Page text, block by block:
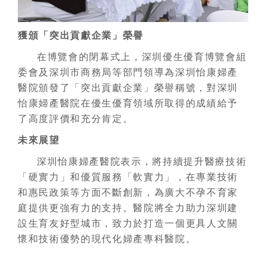
獲頒「突出貢獻企業」榮譽
在博覽會的閉幕式上，深圳優生優育博覽會組
委會及深圳市商務局等部門領導為深圳怡康婦產
醫院頒發了「突出貢獻企業」榮譽稱號，對深圳
怡康婦產醫院在優生優育領域所取得的成績給予
了高度評價和充分肯定。
未來展望
深圳怡康婦產醫院表示，將持續提升醫療技術
「硬實力」和優質服務「軟實力」，在專業技術
和惠民政策等方面不斷創新，為廣大不孕不育家
庭提供更強有力的支持。醫院將全力助力深圳建
設生育友好型城市，致力於打造一個更具人文關
懷和技術優勢的現代化婦產專科醫院。